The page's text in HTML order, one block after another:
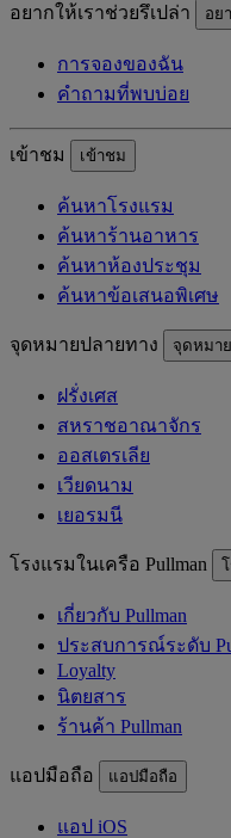
อยากให้เราช่วยรึเปล่า อย
การจองของฉัน
คำถามที่พบบ่อย
เข้าชม เข้าชม
ค้นหาโรงแรม
ค้นหาร้านอาหาร
ค้นหาห้องประชุม
ค้นหาข้อเสนอพิเศษ
จุดหมายปลายทาง จุดหมา
ฝรั่งเศส
สหราชอาณาจักร
ออสเตรเลีย
เวียดนาม
เยอรมนี
โรงแรมในเครือ Pullman
เกี่ยวกับ Pullman
ประสบการณ์ระดับ
Loyalty
นิตยสาร
ร้านค้า Pullman
แอปมือถือ แอปมือถือ
แอป iOS